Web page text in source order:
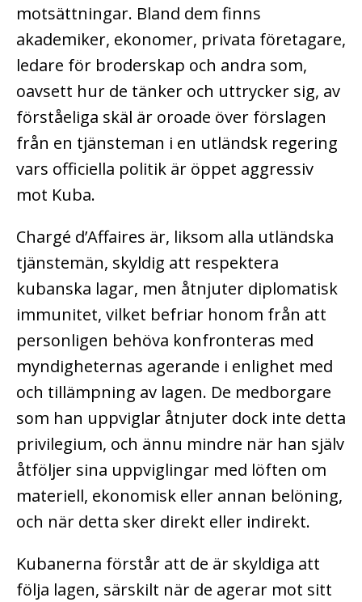
motsättningar. Bland dem finns
akademiker, ekonomer, privata företagare,
ledare för broderskap och andra som,
oavsett hur de tänker och uttrycker sig, av
förståeliga skäl är oroade över förslagen
från en tjänsteman i en utländsk regering
vars officiella politik är öppet aggressiv
mot Kuba.
Chargé d’Affaires är, liksom alla utländska
tjänstemän, skyldig att respektera
kubanska lagar, men åtnjuter diplomatisk
immunitet, vilket befriar honom från att
personligen behöva konfronteras med
myndigheternas agerande i enlighet med
och tillämpning av lagen. De medborgare
som han uppviglar åtnjuter dock inte detta
privilegium, och ännu mindre när han själv
åtföljer sina uppviglingar med löften om
materiell, ekonomisk eller annan belöning,
och när detta sker direkt eller indirekt.
Kubanerna förstår att de är skyldiga att
följa lagen, särskilt när de agerar mot sitt